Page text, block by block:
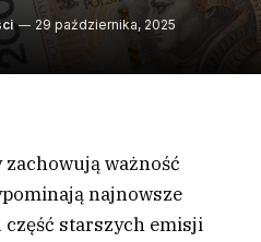
29 października, 2025
ważność
najnowsze
starszych emisji